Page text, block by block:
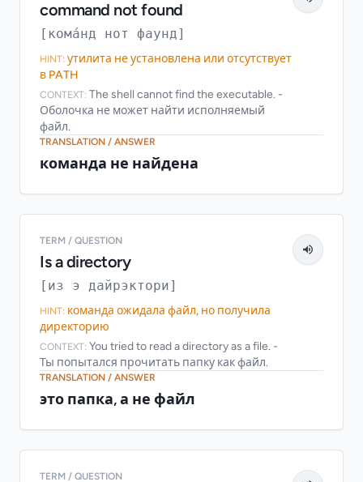
command not found
[кома́нд нот фаунд]
HINT: утилита не установлена или отсутствует
в PATH
CONTEXT: The shell cannot find the executable. -
Оболочка не может найти исполняемый
файл.
TRANSLATION / ANSWER
команда не найдена
TERM / QUESTION
Is a directory
[из э дайрэктори]
HINT: команда ожидала файл, но получила
директорию
CONTEXT: You tried to read a directory as a file. -
Ты попытался прочитать папку как файл.
TRANSLATION / ANSWER
это папка, а не файл
TERM / QUESTION